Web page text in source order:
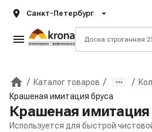
Санкт-Петербург
Главная
/ Каталог товаров / /
Крашеная имитация бруса
Крашеная имитация
Используется для быстрой